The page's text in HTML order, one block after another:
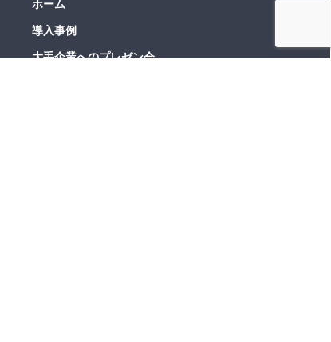
ホーム
導入事例
大手企業へのプレゼン会